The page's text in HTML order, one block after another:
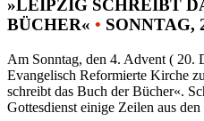
»LEIPZIG SCHREIBT
BÜCHER« • SONNTAG,
Am Sonntag, den 4. Advent ( 20.
Evangelisch Reformierte Kirche
schreibt das Buch der Bücher«.
Gottesdienst einige Zeilen aus den